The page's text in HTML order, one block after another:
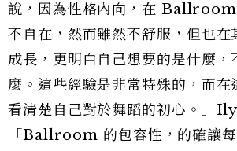
說，因為性格內向，在 Ballroom
不自在，然而雖然不舒服，但也在
成長，更明白自己想要的是什麼，
麼。這些經驗是非常特殊的，而在
看清楚自己對於舞蹈的初心。」Ily
「Ballroom 的包容性，的確讓